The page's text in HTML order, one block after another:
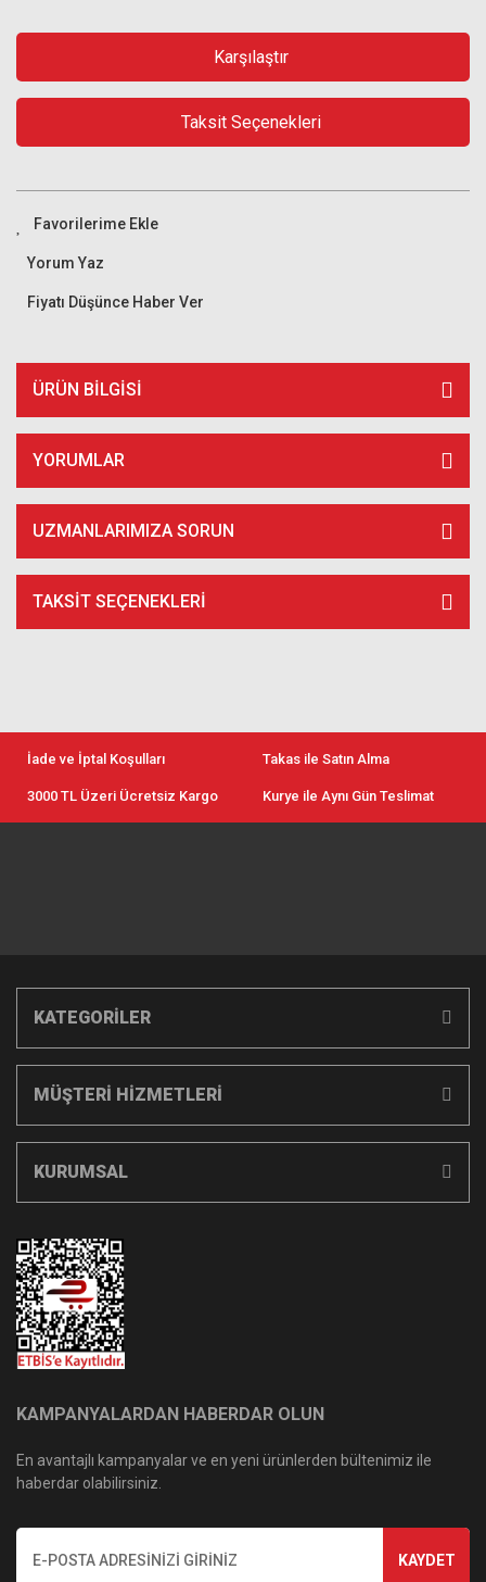
Karşılaştır
Taksit Seçenekleri
Yorum Yaz
Fiyatı Düşünce Haber Ver
ÜRÜN BILGISI
YORUMLAR
UZMANLARIMIZA SORUN
TAKSIT SEÇENEKLERI
İade ve İptal Koşulları Takas ile Satın Alma
3000 TL Üzeri Ücretsiz Kargo Kurye ile Aynı Gün Teslimat
KATEGORİLER
MÜŞTERİ HİZMETLERİ
KURUMSAL
KAMPANYALARDAN HABERDAR OLUN
En avantajlı kampanyalar ve en yeni ürünlerden bültenimiz ile
haberdar olabilirsiniz.
KAYDET